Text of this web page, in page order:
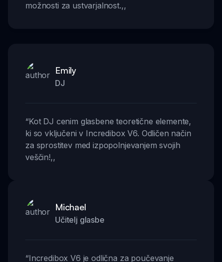
možnosti za ustvarjalnost.,,
Emily
DJ
“Kot DJ cenim glasbene teoretične elemente,
ki so vključeni v Incredibox V6. Odličen način
za sprostitev med izpopolnjevanjem svojih
veščin!,,
Michael
Učitelj glasbe
“Incredibox V6 je odlična za poučevanje